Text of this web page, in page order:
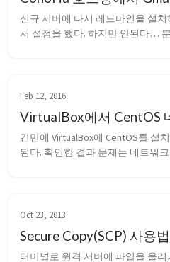
신규 서버에 다시 레드마인을 설
서 설정을 했다. 하지만 안된다…
지 않는다. 제대로 보내기...
Feb 12, 2016
VirtualBox에서 CentOS
간만에 VirtualBox에 CentOS를 설
된다. 확인한 결과 문제는 네트워
Oct 23, 2013
Secure Copy(SCP) 사용법
터미널로 원격 서버에 파일을 올리